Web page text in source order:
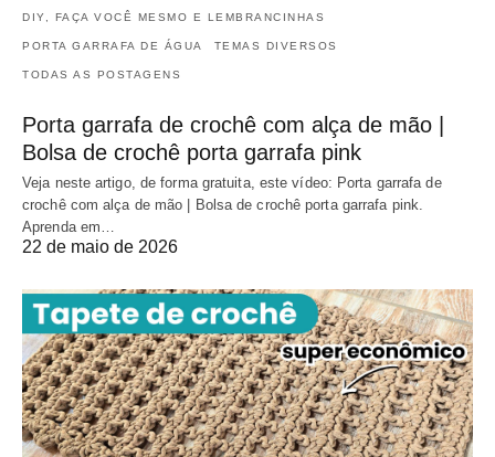
DIY, FAÇA VOCÊ MESMO E LEMBRANCINHAS
PORTA GARRAFA DE ÁGUA TEMAS DIVERSOS
TODAS AS POSTAGENS
Porta garrafa de crochê com alça de mão |
Bolsa de crochê porta garrafa pink
Veja neste artigo, de forma gratuita, este vídeo: Porta garrafa de
crochê com alça de mão | Bolsa de crochê porta garrafa pink.
Aprenda em…
22 de maio de 2026